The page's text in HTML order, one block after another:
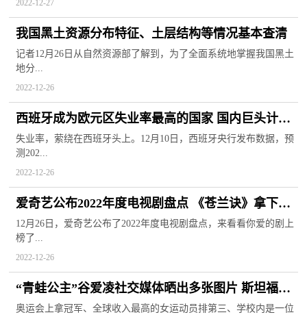
2022-12-27
我国黑土资源分布特征、土层结构等情况基本查清
记者12月26日从自然资源部了解到，为了全面系统地掌握我国黑土
地分...
2022-12-26
西班牙成为欧元区失业率最高的国家 国内巨头计划
进入其市场
失业率，萦绕在西班牙头上。12月10日，西班牙央行发布数据，预
测202...
2022-12-26
爱奇艺公布2022年度电视剧盘点 《苍兰诀》拿下热
度第一
12月26日，爱奇艺公布了2022年度电视剧盘点，来看看你爱的剧上
榜了...
2022-12-26
“青蛙公主”谷爱凌社交媒体晒出多张图片 斯坦福第
一学期所有课程满分
奥运会上拿冠军、全球收入最高的女运动员排第三、学校内是一位